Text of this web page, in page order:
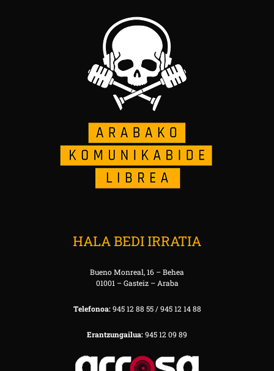
HALA BEDI IRRATIA
Bueno Monreal, 16 – Behea
01001 – Gasteiz – Araba
Telefonoa:945 12 88 55 / 945 12 14 88
Erantzungailua:945 12 09 89